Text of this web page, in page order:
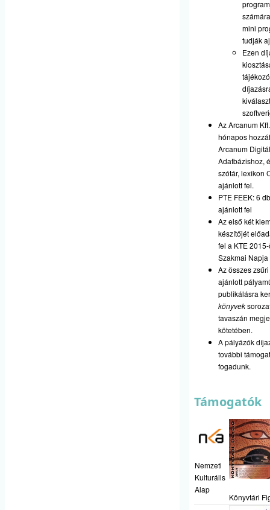
mini
tudják
Ezen
Az Arcanum
hónapos
Arcanum
Adatbázishoz,
szótár, lexikon
ajánlott fel.
PTE FEEK: 6
ajánlott fel
Az első két
készítőjét
fel a KTE
Szakmai
Az összes
ajánlott
publikálásra
könyvek
tavaszán
kötetében.
A pályázók
további
fogadunk.
Támogatók
Nemzeti
Kulturális
Alap
Könyvtári